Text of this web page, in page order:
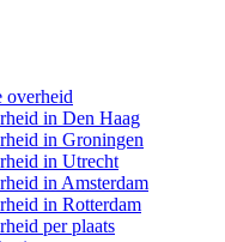
overheid
in Den Haag
in Groningen
in Utrecht
in Amsterdam
in Rotterdam
per plaats